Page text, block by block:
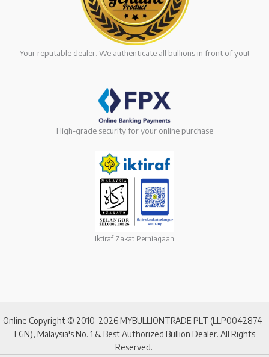
Your reputable dealer. We authenticate all bullions in front of you!
High-grade security for your online purchase
Iktiraf Zakat Perniagaan
Online Copyright © 2010-2026 MYBULLIONTRADE PLT (LLP0042874-
LGN), Malaysia's No. 1 & Best Authorized Bullion Dealer. All Rights
Reserved.